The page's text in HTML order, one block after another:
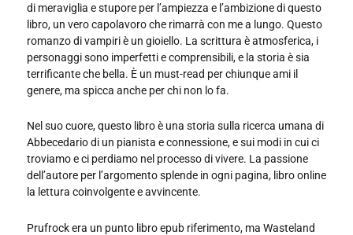
di meraviglia e stupore per l’ampiezza e l’ambizione di questo
libro, un vero capolavoro che rimarrà con me a lungo. Questo
romanzo di vampiri è un gioiello. La scrittura è atmosferica, i
personaggi sono imperfetti e comprensibili, e la storia è sia
terrificante che bella. È un must-read per chiunque ami il
genere, ma spicca anche per chi non lo fa.
Nel suo cuore, questo libro è una storia sulla ricerca umana di
Abbecedario di un pianista e connessione, e sui modi in cui ci
troviamo e ci perdiamo nel processo di vivere. La passione
dell’autore per l’argomento splende in ogni pagina, libro online
la lettura coinvolgente e avvincente.
Prufrock era un punto libro epub riferimento, ma Wasteland